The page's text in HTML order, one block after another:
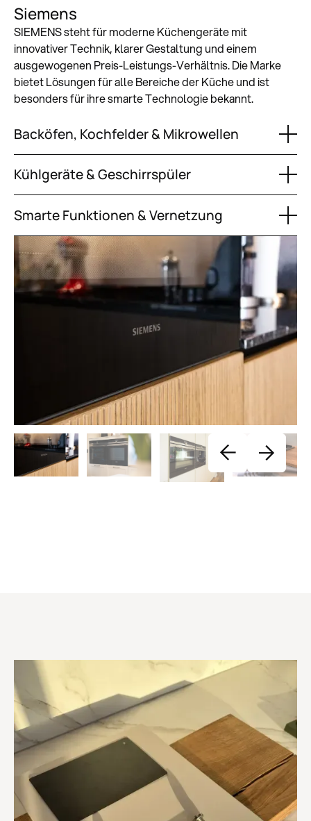
Siemens
SIEMENS steht für moderne Küchengeräte mit
innovativer Technik, klarer Gestaltung und einem
ausgewogenen Preis-Leistungs-Verhältnis. Die Marke
bietet Lösungen für alle Bereiche der Küche und ist
besonders für ihre smarte Technologie bekannt.
Backöfen, Kochfelder & Mikrowellen
Kühlgeräte & Geschirrspüler
Smarte Funktionen & Vernetzung